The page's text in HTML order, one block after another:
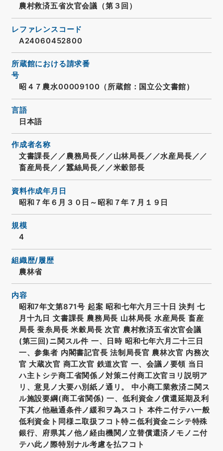
農村救済五省次官会議（第３回）
レファレンスコード
A24060452800
所蔵館における請求番
号
昭４７農水00009100（所蔵館：国立公文書館）
言語
日本語
作成者名称
文書課長／／農務局長／／山林局長／／水産局長／／
畜産局長／／蠶絲局長／／米穀部長
資料作成年月日
昭和７年６月３０日～昭和７年７月１９日
規模
4
組織歴/履歴
農林省
内容
昭和7年文第871号 起案 昭和七年六月三十日 決判 七
月十九日 文書課長 農務局長 山林局長 水産局長 畜産
局長 蚕糸局長 米穀局長 次官 農村救済五省次官会議
(第三回)ニ関スル件 一、日時 昭和七年六月二十三日
一、参集者 内閣書記官長 法制局長官 農林次官 内務次
官 大蔵次官 商工次官 鉄道次官 一、会議ノ要領 当日
ハ主トシテ商工省関係ノ対策ニ付商工次官ヨリ説明ア
リ、意見ノ大要ハ別紙ノ通リ。 中小商工業救済ニ関ス
ル施設要綱(商工省関係) 一、低利資金ノ償還延期及利
下其ノ他融通条件ノ緩和ヲ為スコト 本件ニ付テハ一般
低利資金ト同様ニ取扱フコト特ニ低利資金ニシテ特殊
銀行、府県其ノ他ノ経由機関ノ立替償還済ノモノニ付
テハ此ノ際特別ナル考慮を払フコト